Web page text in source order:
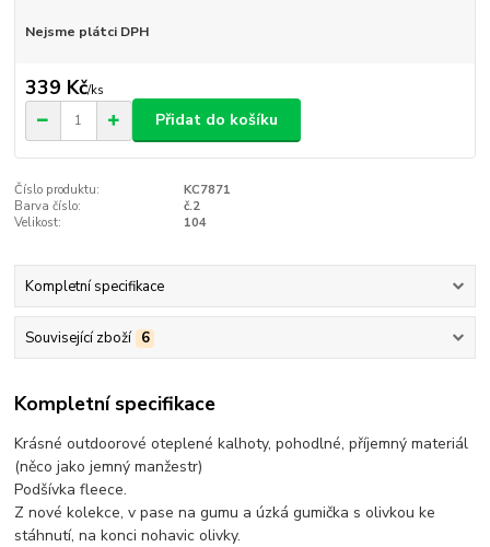
Nejsme plátci DPH
339 Kč/ks
Přidat do košíku
Číslo produktu:
KC7871
Barva číslo:
č.2
Velikost:
104
Kompletní specifikace
Související zboží 6
Kompletní specifikace
Krásné outdoorové oteplené kalhoty, pohodlné, příjemný materiál
(něco jako jemný manžestr)
Podšívka fleece.
Z nové kolekce, v pase na gumu a úzká gumička s olivkou ke
stáhnutí, na konci nohavic olivky.